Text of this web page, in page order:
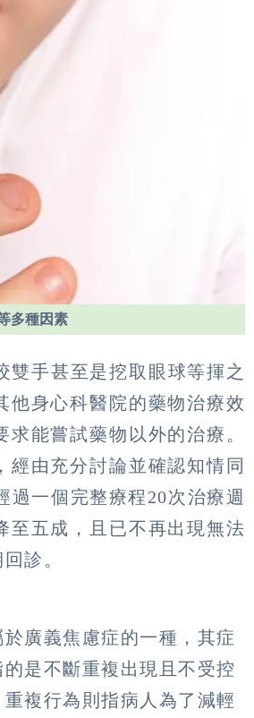
多種因素
雙手甚至是挖取眼球等揮之
他身心科醫院的藥物治療效
能嘗試藥物以外的治療。
由充分討論並確認知情同
一個完整療程20次治療週
至五成，且已不再出現無法
診。
廣義焦慮症的一種，其症
是不斷重複出現且不受控
複行為則指病人為了減輕